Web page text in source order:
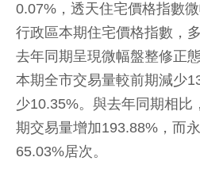
0.07%，透天住宅價格指數
行政區本期住宅價格指數，
去年同期呈現微幅盤整修正
本期全市交易量較前期減少
少10.35%。與去年同期相比
期交易量增加193.88%，而
65.03%居次。